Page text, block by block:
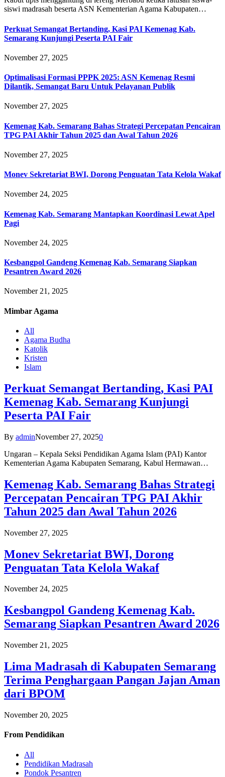
siswi madrasah beserta ASN Kementerian Agama Kabupaten…
Perkuat Semangat Bertanding, Kasi PAI Kemenag Kab.
Semarang Kunjungi Peserta PAI Fair
November 27, 2025
Optimalisasi Formasi PPPK 2025: ASN Kemenag Resmi
Dilantik, Semangat Baru Untuk Pelayanan Publik
November 27, 2025
Kemenag Kab. Semarang Bahas Strategi Percepatan Pencairan
TPG PAI Akhir Tahun 2025 dan Awal Tahun 2026
November 27, 2025
Monev Sekretariat BWI, Dorong Penguatan Tata Kelola Wakaf
November 24, 2025
Kemenag Kab. Semarang Mantapkan Koordinasi Lewat Apel
Pagi
November 24, 2025
Kesbangpol Gandeng Kemenag Kab. Semarang Siapkan
Pesantren Award 2026
November 21, 2025
Mimbar Agama
All
Agama Budha
Katolik
Kristen
Islam
Perkuat Semangat Bertanding, Kasi PAI
Kemenag Kab. Semarang Kunjungi
Peserta PAI Fair
By adminNovember 27, 20250
Ungaran – Kepala Seksi Pendidikan Agama Islam (PAI) Kantor
Kementerian Agama Kabupaten Semarang, Kabul Hermawan…
Kemenag Kab. Semarang Bahas Strategi
Percepatan Pencairan TPG PAI Akhir
Tahun 2025 dan Awal Tahun 2026
November 27, 2025
Monev Sekretariat BWI, Dorong
Penguatan Tata Kelola Wakaf
November 24, 2025
Kesbangpol Gandeng Kemenag Kab.
Semarang Siapkan Pesantren Award 2026
November 21, 2025
Lima Madrasah di Kabupaten Semarang
Terima Penghargaan Pangan Jajan Aman
dari BPOM
November 20, 2025
From Pendidikan
All
Pendidikan Madrasah
Pondok Pesantren